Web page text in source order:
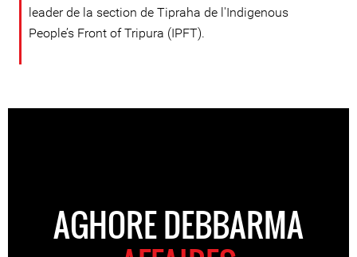
leader de la section de Tipraha de l'Indigenous
People’s Front of Tripura (IPFT).
AGHORE DEBBARMA